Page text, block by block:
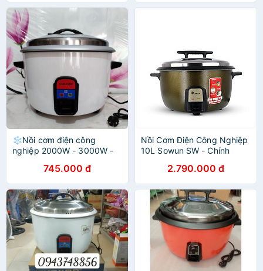
❄️Nồi cơm điện công
nghiệp 2000W - 3000W -
745.000 đ
Nồi Cơm Điện Công Nghiệp
10L Sowun SW - Chính
2.790.000 đ